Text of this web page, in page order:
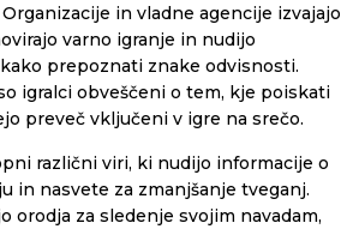
in vladne agencije izvajajo
varno igranje in nudijo
prepoznati znake odvisnosti.
igralci obveščeni o tem, kje poiskati
preveč vključeni v igre na srečo.
različni viri, ki nudijo informacije o
in nasvete za zmanjšanje tveganj.
orodja za sledenje svojim navadam,